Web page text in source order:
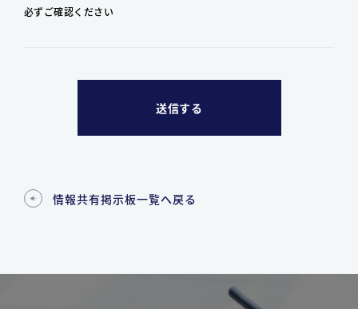
必ずご確認ください
情報共有掲示板一覧へ戻る